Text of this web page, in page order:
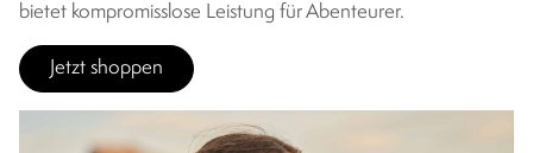
bietet kompromisslose Leistung für Abenteurer.
Jetzt shoppen